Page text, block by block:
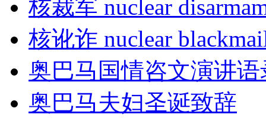
核裁军 nuclear
核讹诈 nuclear
奥巴马国情咨文演讲语
奥巴马夫妇圣诞致辞